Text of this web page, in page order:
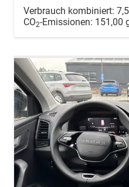
Verbrauch kombiniert:
CO2-Emissionen: 151,00